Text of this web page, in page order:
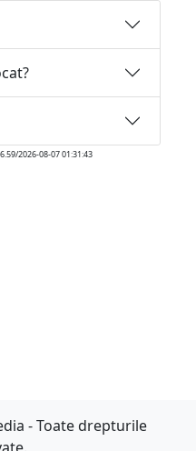
2026-08-07 01:31:43
- Toate drepturile